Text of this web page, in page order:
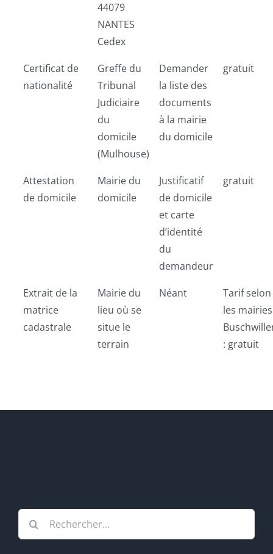
44079
NANTES
Cedex
Certificat de
nationalité
Greffe du
Tribunal
Judiciaire
du
domicile
(Mulhouse)
Demander
la liste des
documents
à la mairie
du domicile
gratuit
Attestation
de domicile
Mairie du
domicile
Justificatif
de domicile
et carte
d’identité
du
demandeur
gratuit
Extrait de la
matrice
cadastrale
Mairie du
lieu où se
situe le
terrain
Néant
Tarif selon
les mairies
: gratuit
Rechercher: